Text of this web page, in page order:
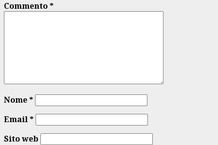
Commento*
Nome*
Email*
Sito web